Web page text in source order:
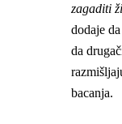
zagaditi
dodaje
da
bacanja.